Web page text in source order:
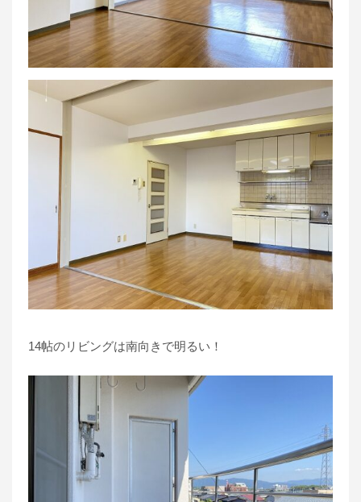
14帖のリビングは南向きで明るい！